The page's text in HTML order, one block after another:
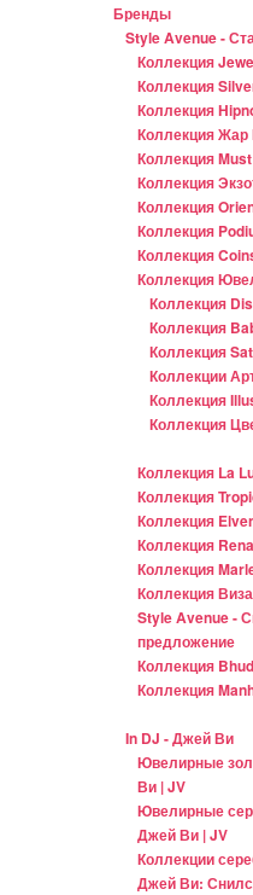
Бренды
Style Avenue -
Коллекция
Коллекция
Коллекция
Коллекция Жар
Коллекция
Коллекция
Коллекция
Коллекция
Коллекция
Коллекция
Коллекция
Коллекция
Коллекция
Коллекции
Коллекция
Коллекция
Коллекция La
Коллекция
Коллекция
Коллекция
Коллекция
Коллекция
Style Avenue -
предложение
Коллекция
Коллекция
In DJ - Джей Ви
Ювелирные
Ви | JV
Ювелирные
Джей Ви | JV
Коллекции
Джей Ви: